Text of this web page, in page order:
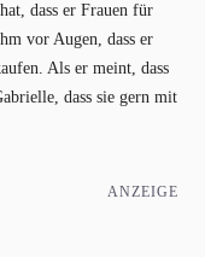
dass er Frauen für
vor Augen, dass er
Als er meint, dass
dass sie gern mit
ANZEIGE